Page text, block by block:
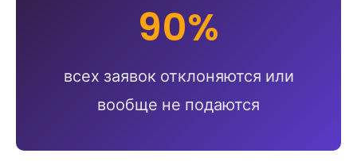
90%
всех заявок отклоняются или
вообще не подаются